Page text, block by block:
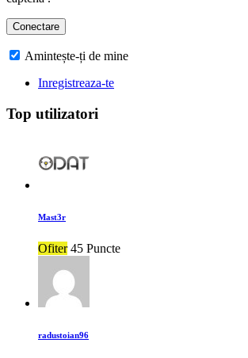
Amintește-ți de mine
Inregistreaza-te
Top utilizatori
Mast3r
Ofiter 45 Puncte
radustoian96